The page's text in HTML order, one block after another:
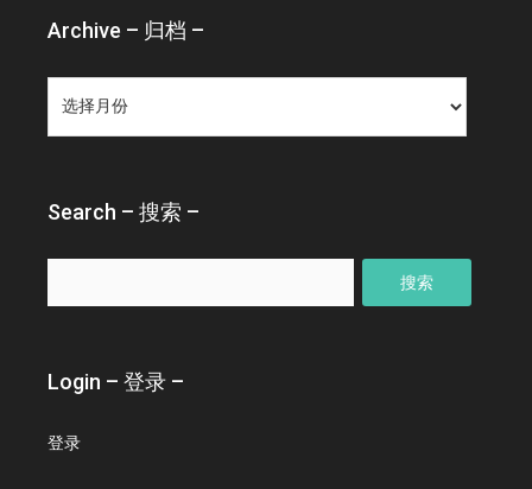
Archive – 归档 –
归
Search – 搜索 –
Login – 登录 –
登录